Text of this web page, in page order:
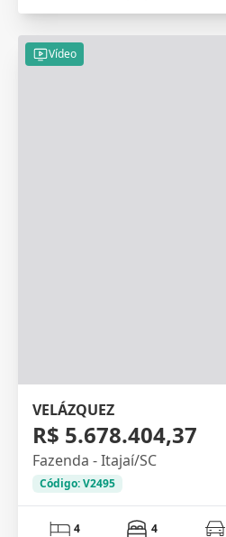
Vídeo
VELÁZQUEZ
R$ 5.678.404,37
Fazenda - Itajaí/SC
Código: V2495
4 4